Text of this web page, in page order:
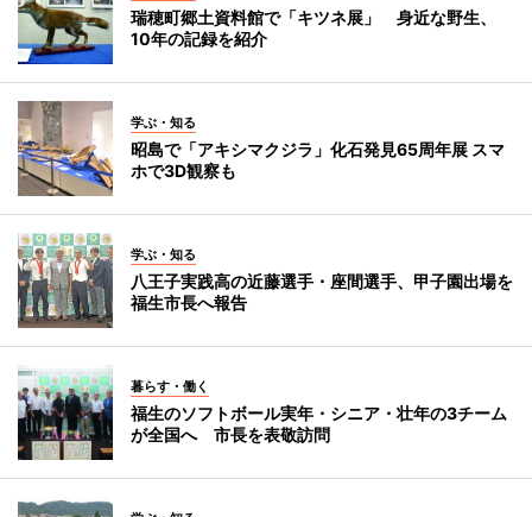
瑞穂町郷土資料館で「キツネ展」 身近な野生、
10年の記録を紹介
学ぶ・知る
昭島で「アキシマクジラ」化石発見65周年展 スマ
ホで3D観察も
学ぶ・知る
八王子実践高の近藤選手・座間選手、甲子園出場を
福生市長へ報告
暮らす・働く
福生のソフトボール実年・シニア・壮年の3チーム
が全国へ 市長を表敬訪問